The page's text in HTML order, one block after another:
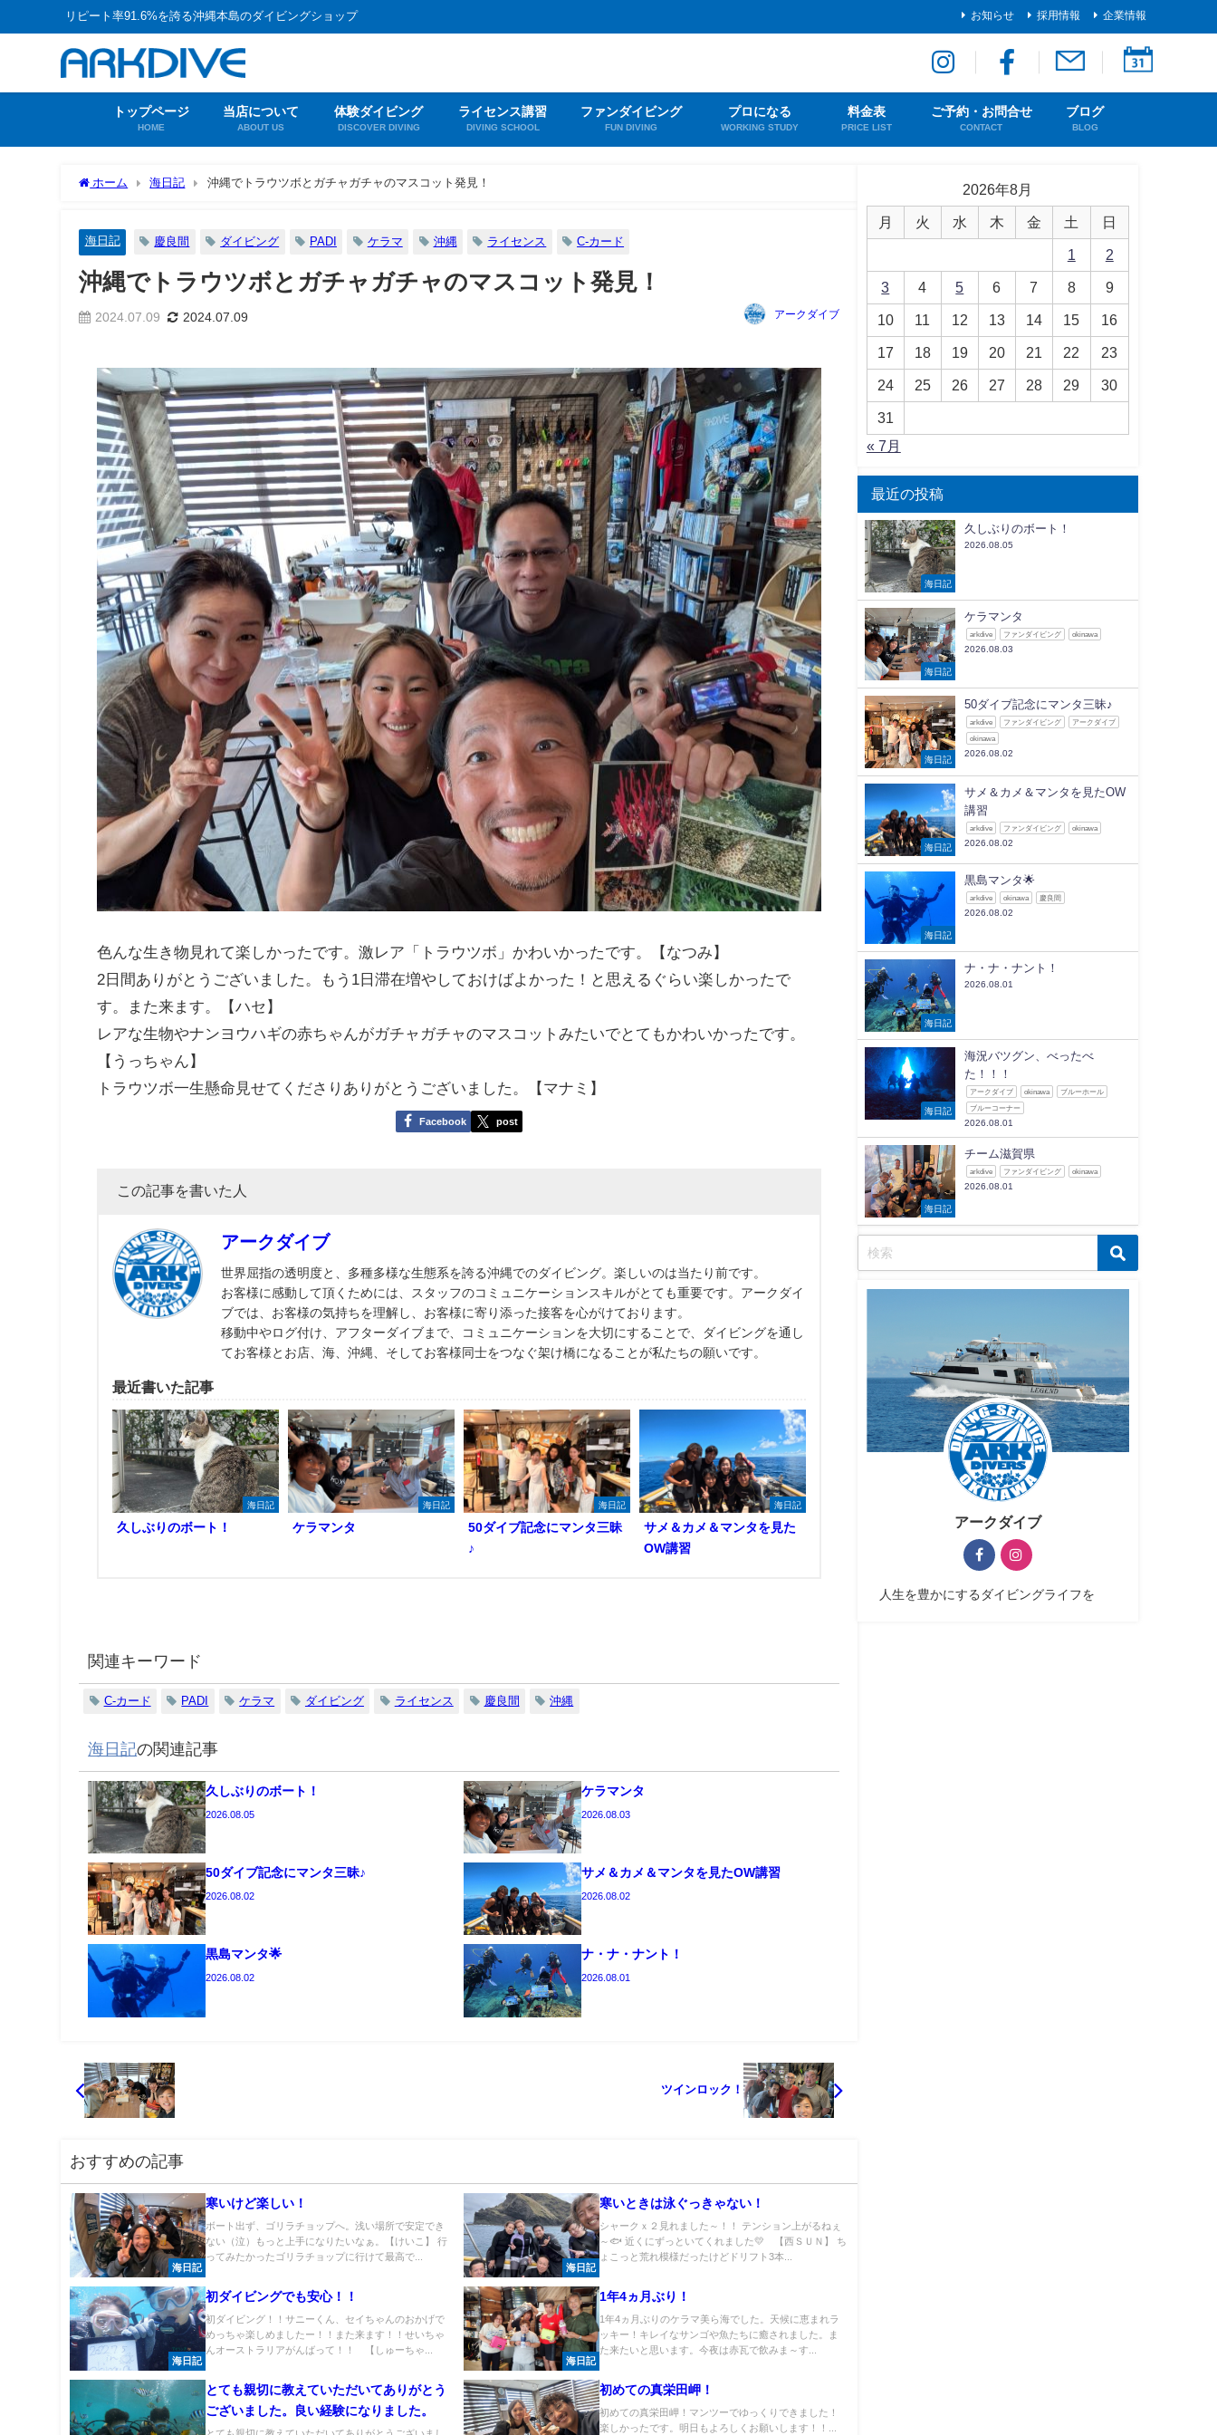
リピート率91.6%を誇る沖縄本島のダイビングショップ お知らせ 採用情報 企業情報
トップページ
HOME
当店について
ABOUT US
体験ダイビング
DISCOVER DIVING
ライセンス講習
DIVING SCHOOL
ファンダイビング
FUN DIVING
プロになる
WORKING STUDY
料金表
PRICE LIST
ご予約・お問合せ
CONTACT
ブログ
BLOG
ホーム 海日記 沖縄でトラウツボとガチャガチャのマスコット発見！
海日記 慶良間 ダイビング PADI ケラマ 沖縄 ライセンス C-カード
沖縄でトラウツボとガチャガチャのマスコット発見！
2024.07.09 2024.07.09 アークダイブ
色んな生き物見れて楽しかったです。激レア「トラウツボ」かわいかったです。【なつみ】
2日間ありがとうございました。もう1日滞在増やしておけばよかった！と思えるぐらい楽しかったで
す。また来ます。【ハセ】
レアな生物やナンヨウハギの赤ちゃんがガチャガチャのマスコットみたいでとてもかわいかったです。
【うっちゃん】
トラウツボ一生懸命見せてくださりありがとうございました。【マナミ】
Facebook post
この記事を書いた人
アークダイブ
世界屈指の透明度と、多種多様な生態系を誇る沖縄でのダイビング。楽しいのは当たり前です。
お客様に感動して頂くためには、スタッフのコミュニケーションスキルがとても重要です。アークダイ
ブでは、お客様の気持ちを理解し、お客様に寄り添った接客を心がけております。
移動中やログ付け、アフターダイブまで、コミュニケーションを大切にすることで、ダイビングを通し
てお客様とお店、海、沖縄、そしてお客様同士をつなぐ架け橋になることが私たちの願いです。
最近書いた記事
海日記
久しぶりのボート！
海日記
ケラマンタ
海日記
50ダイブ記念にマンタ三昧
♪
海日記
サメ＆カメ＆マンタを見た
OW講習
関連キーワード
C-カード PADI ケラマ ダイビング ライセンス 慶良間 沖縄
海日記の関連記事
久しぶりのボート！
2026.08.05
ケラマンタ
2026.08.03
50ダイブ記念にマンタ三昧♪
2026.08.02
サメ＆カメ＆マンタを見たOW講習
2026.08.02
黒島マンタ🌟
2026.08.02
ナ・ナ・ナント！
2026.08.01
ツインロック！
おすすめの記事
海日記
寒いけど楽しい！
ボート出ず、ゴリラチョップへ。浅い場所で安定でき
ない（泣）もっと上手になりたいなぁ。【けいこ】 行
ってみたかったゴリラチョップに行けて最高で...
海日記
寒いときは泳ぐっきゃない！
シャークｘ２見れました～！！ テンション上がるねぇ
～🐟 近くにずっといてくれました💛 【西ＳＵＮ】 ち
ょこっと荒れ模様だったけどドリフト3本...
海日記
初ダイビングでも安心！！
初ダイビング！！サニーくん、セイちゃんのおかげで
めっちゃ楽しめましたー！！また来ます！！せいちゃ
んオーストラリアがんばって！！ 【しゅーちゃ...
海日記
1年4ヵ月ぶり！
1年4ヵ月ぶりのケラマ美ら海でした。天候に恵まれラ
ッキー！キレイなサンゴや魚たちに癒されました。ま
た来たいと思います。今夜は赤瓦で飲みま～す...
とても親切に教えていただいてありがとう
ございました。良い経験になりました。
初めての真栄田岬！
初めての真栄田岬！マンツーでゆっくりできました！
楽しかったです。明日もよろしくお願いします！！...
2026年8月
月 火 水 木 金 土 日
1 2
3 4 5 6 7 8 9
10 11 12 13 14 15 16
17 18 19 20 21 22 23
24 25 26 27 28 29 30
31
« 7月
最近の投稿
海日記
久しぶりのボート！
2026.08.05
海日記
ケラマンタ
arkdive ファンダイビング okinawa
2026.08.03
海日記
50ダイブ記念にマンタ三昧♪
arkdive ファンダイビング アークダイブ
okinawa
2026.08.02
海日記
サメ＆カメ＆マンタを見たOW
講習
arkdive ファンダイビング okinawa
2026.08.02
海日記
黒島マンタ🌟
arkdive okinawa 慶良間
2026.08.02
海日記
ナ・ナ・ナント！
2026.08.01
海日記
海況バツグン、べったべ
た！！！
アークダイブ okinawa ブルーホール
ブルーコーナー
2026.08.01
海日記
チーム滋賀県
arkdive ファンダイビング okinawa
2026.08.01
アークダイブ
人生を豊かにするダイビングライフを